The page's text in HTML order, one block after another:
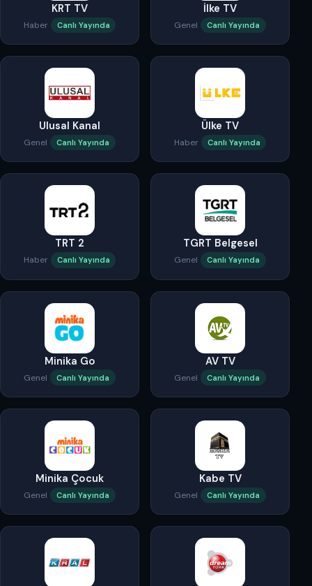
KRT TV
Haber Canlı Yayında
İlke TV
Genel Canlı Yayında
Ulusal Kanal
Genel Canlı Yayında
Ülke TV
Haber Canlı Yayında
TRT 2
Haber Canlı Yayında
TGRT Belgesel
Genel Canlı Yayında
Minika Go
Genel Canlı Yayında
AV TV
Genel Canlı Yayında
Minika Çocuk
Genel Canlı Yayında
Kabe TV
Genel Canlı Yayında